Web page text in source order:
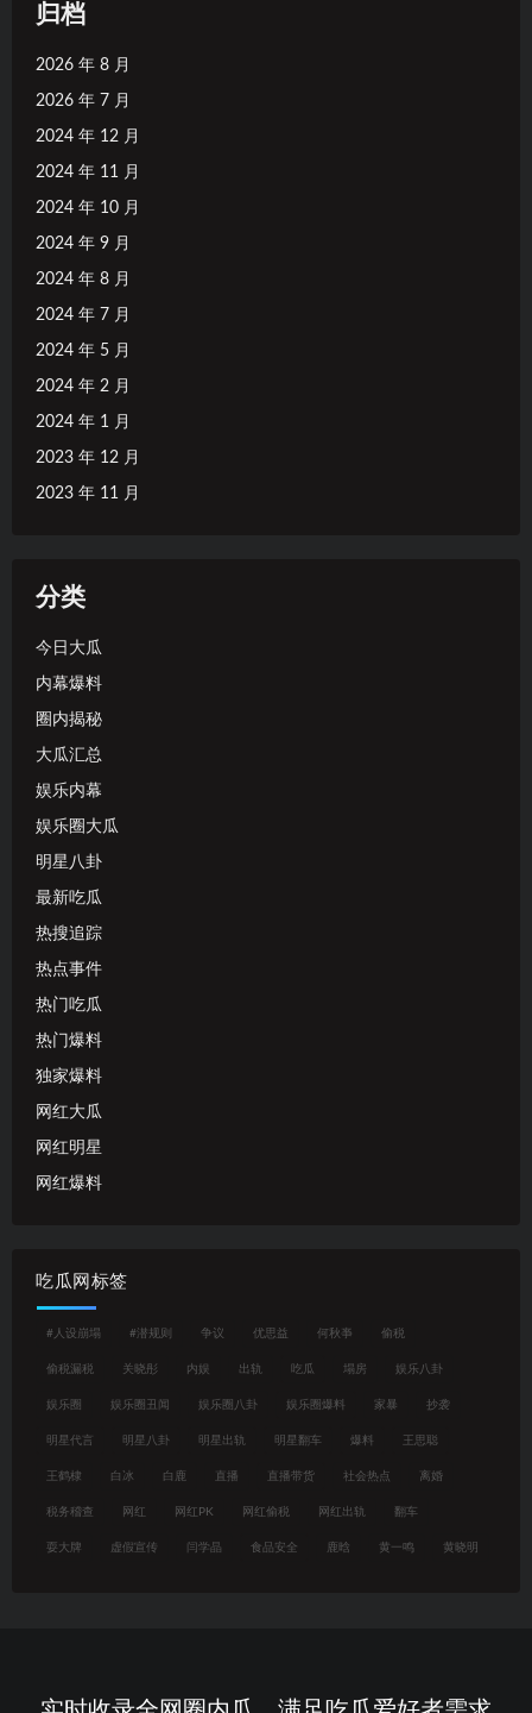
归档
2026 年 8 月
2026 年 7 月
2024 年 12 月
2024 年 11 月
2024 年 10 月
2024 年 9 月
2024 年 8 月
2024 年 7 月
2024 年 5 月
2024 年 2 月
2024 年 1 月
2023 年 12 月
2023 年 11 月
分类
今日大瓜
内幕爆料
圈内揭秘
大瓜汇总
娱乐内幕
娱乐圈大瓜
明星八卦
最新吃瓜
热搜追踪
热点事件
热门吃瓜
热门爆料
独家爆料
网红大瓜
网红明星
网红爆料
吃瓜网标签
#人设崩塌 #潜规则 争议 优思益 何秋亊 偷税
偷税漏税 关晓彤 内娱 出轨 吃瓜 塌房 娱乐八卦
娱乐圈 娱乐圈丑闻 娱乐圈八卦 娱乐圈爆料 家暴 抄袭
明星代言 明星八卦 明星出轨 明星翻车 爆料 王思聪
王鹤棣 白冰 白鹿 直播 直播带货 社会热点 离婚
税务稽查 网红 网红PK 网红偷税 网红出轨 翻车
耍大牌 虚假宣传 闫学晶 食品安全 鹿晗 黄一鸣 黄晓明